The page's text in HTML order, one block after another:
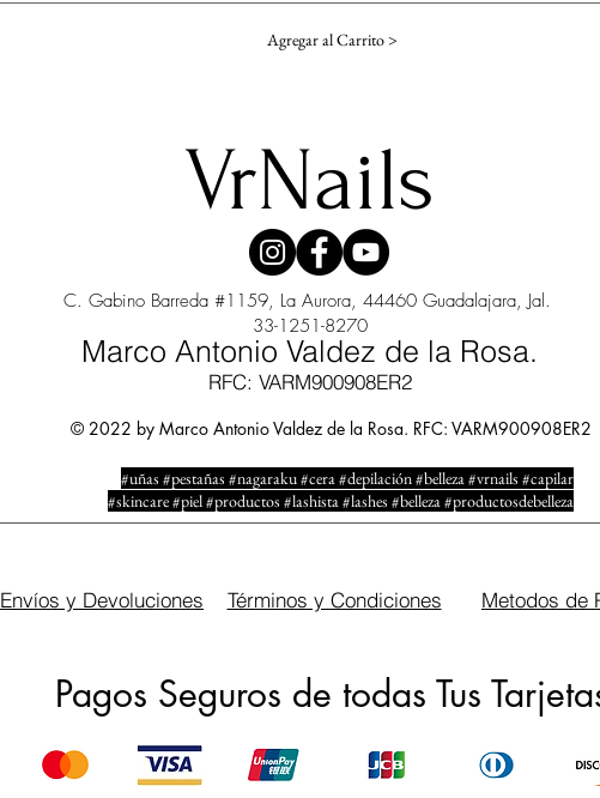
Agregar al Carrito >
VrNails
C. Gabino Barreda #1159, La Aurora, 44460 Guadalajara, Jal.
33-1251-8270
Marco Antonio Valdez de la Rosa.
RFC: VARM900908ER2
© 2022 by Marco Antonio Valdez de la Rosa. RFC: VARM900908ER2
#uñas #pestañas #nagaraku #cera #depilación #belleza #vrnails #capilar
#skincare #piel #productos #lashista #lashes #belleza #productosdebelleza
Envíos y Devoluciones Términos y Condiciones Metodos de
Pagos Seguros de todas Tus